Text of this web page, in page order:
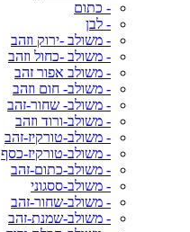
- כתום
- לבן
- משולב -ירוק וזהב
- משולב -כחול וזהב
- משולב אפור זהב
- משולב- חום וזהב
- משולב- שחור-זהב
- משולב-ורוד וזהב
- משולב-טורקיז-זהב
- משולב-טורקיז-כסף
- משולב-כתום-זהב
- משולב-ססגוני
- משולב-שחור-זהב
- משולב-שמנת-זהב